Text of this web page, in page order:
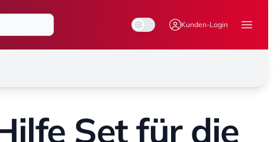
System Mode
Light Mode
Dark Mode Kunden-Login
Menü
Set für die